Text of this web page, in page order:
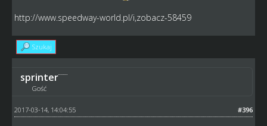
http://www.speedway-world.pl/i,zobacz-58459
Szukaj
sprinter
Gość
#396
2017-03-14, 14:04:55